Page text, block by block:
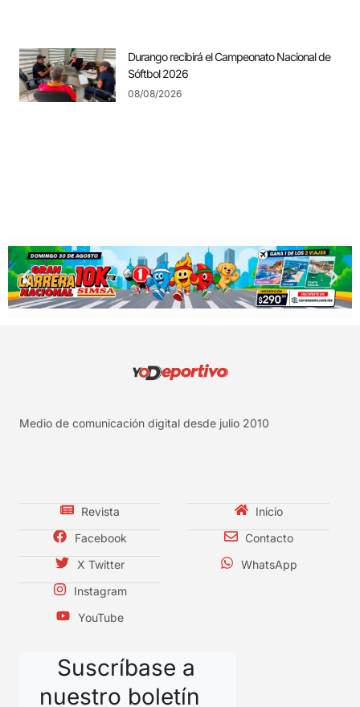
Durango recibirá el Campeonato Nacional de
Sóftbol 2026
08/08/2026
Medio de comunicación digital desde julio 2010
Revista
Facebook
X Twitter
Instagram
YouTube
Inicio
Contacto
WhatsApp
Suscríbase a
nuestro boletín